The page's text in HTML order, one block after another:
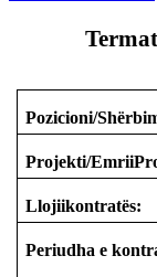
Pozicioni/
Projekti/
Llojiikontratës:
Periudha e